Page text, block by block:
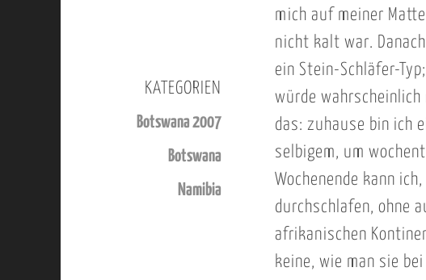
mich auf meiner
nicht kalt war.
ein Stein-Schläfer-
würde
das: zuhause bin ich
selbigem, um
Wochenende kann
durchschlafen, ohne
afrikanischen
keine, wie man sie
KATEGORIEN
Botswana 2007
Botswana
Namibia